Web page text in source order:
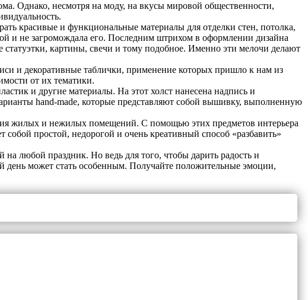
Однако, несмотря на моду, на вкусы мировой общественности,
красивые и функциональные материалы для отделки стен, потолка,
и не загромождала его. Последним штрихом в оформлении дизайна
статуэтки, картины, свечи и тому подобное. Именно эти мелочи делают
и декоративные таблички, применение которых пришло к нам из
от их тематики.
и другие материалы. На этот холст нанесена надпись и
hand-made, которые представляют собой вышивку, выполненную
жилых и нежилых помещений. С помощью этих предметов интерьера
простой, недорогой и очень креативный способ «разбавить»
любой праздник. Но ведь для того, чтобы дарить радость и
может стать особенным. Получайте положительные эмоции,